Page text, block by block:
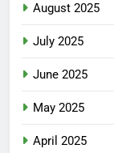
August 2025
July 2025
June 2025
May 2025
April 2025